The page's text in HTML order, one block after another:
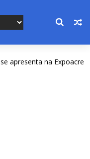
na Expoacre